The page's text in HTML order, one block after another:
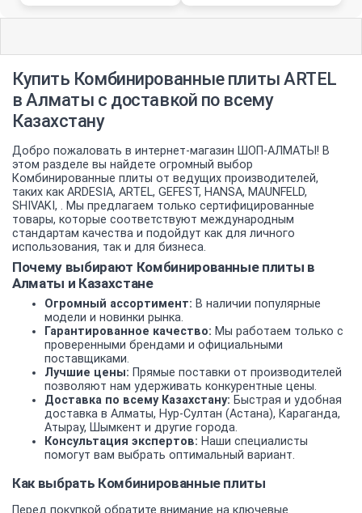
Купить Комбинированные плиты ARTEL
в Алматы с доставкой по всему
Казахстану
Добро пожаловать в интернет-магазин ШОП-АЛМАТЫ! В
этом разделе вы найдете огромный выбор
Комбинированные плиты от ведущих производителей,
таких как ARDESIA, ARTEL, GEFEST, HANSA, MAUNFELD,
SHIVAKI, . Мы предлагаем только сертифицированные
товары, которые соответствуют международным
стандартам качества и подойдут как для личного
использования, так и для бизнеса.
Почему выбирают Комбинированные плиты в
Алматы и Казахстане
Огромный ассортимент: В наличии популярные
модели и новинки рынка.
Гарантированное качество: Мы работаем только с
проверенными брендами и официальными
поставщиками.
Лучшие цены: Прямые поставки от производителей
позволяют нам удерживать конкурентные цены.
Доставка по всему Казахстану: Быстрая и удобная
доставка в Алматы, Нур-Султан (Астана), Караганда,
Атырау, Шымкент и другие города.
Консультация экспертов: Наши специалисты
помогут вам выбрать оптимальный вариант.
Как выбрать Комбинированные плиты
Перед покупкой обратите внимание на ключевые